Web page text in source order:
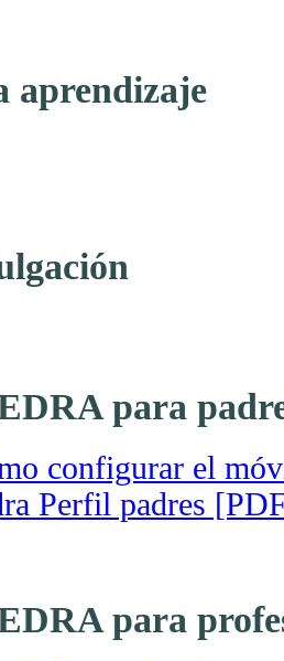
aprendizaje
para
configurar el
Perfil padres
para